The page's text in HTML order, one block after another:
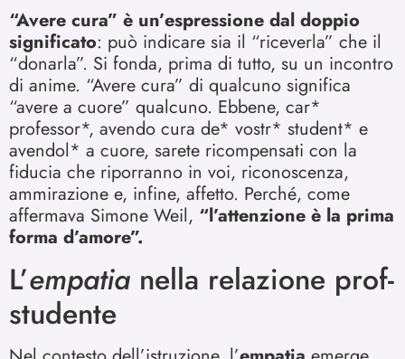
“Avere cura” è un’espressione dal doppio
significato: può indicare sia il “riceverla” che il
“donarla”. Si fonda, prima di tutto, su un incontro
di anime. “Avere cura” di qualcuno significa
“avere a cuore” qualcuno. Ebbene, car*
professor*, avendo cura de* vostr* student* e
avendol* a cuore, sarete ricompensati con la
fiducia che riporranno in voi, riconoscenza,
ammirazione e, infine, affetto. Perché, come
affermava Simone Weil, “l’attenzione è la prima
forma d’amore”.
L’empatia nella relazione prof-
studente